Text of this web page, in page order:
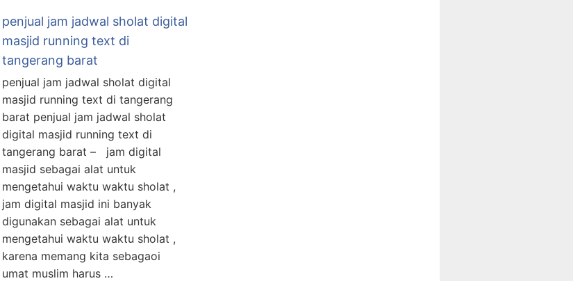
penjual jam jadwal sholat digital
masjid running text di
tangerang barat
penjual jam jadwal sholat digital
masjid running text di tangerang
barat penjual jam jadwal sholat
digital masjid running text di
tangerang barat – jam digital
masjid sebagai alat untuk
mengetahui waktu waktu sholat ,
jam digital masjid ini banyak
digunakan sebagai alat untuk
mengetahui waktu waktu sholat ,
karena memang kita sebagaoi
umat muslim harus …